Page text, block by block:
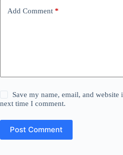
Add Comment *
Save my name, email, and website
next time I comment.
Post Comment